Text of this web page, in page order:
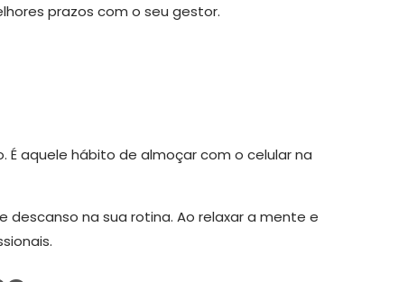
prazos com o seu gestor.
aquele hábito de almoçar com o celular na
na sua rotina. Ao relaxar a mente e